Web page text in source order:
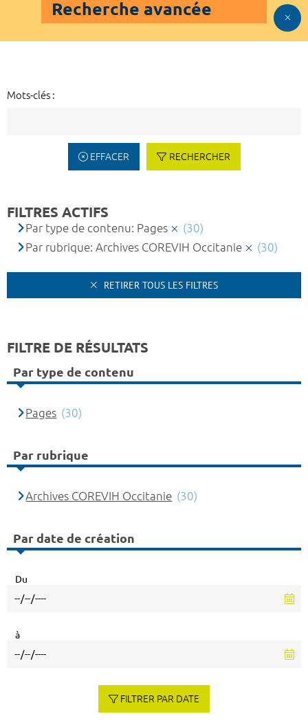
Recherche avancée
Mots-clés :
EFFACER RECHERCHER
FILTRES ACTIFS
Par type de contenu: Pages
(30)
Par rubrique: Archives COREVIH Occitanie
(30)
RETIRER TOUS LES FILTRES
FILTRE DE RÉSULTATS
Par type de contenu
Pages (30)
Par rubrique
Archives COREVIH Occitanie (30)
Par date de création
Du
à
FILTRER PAR DATE